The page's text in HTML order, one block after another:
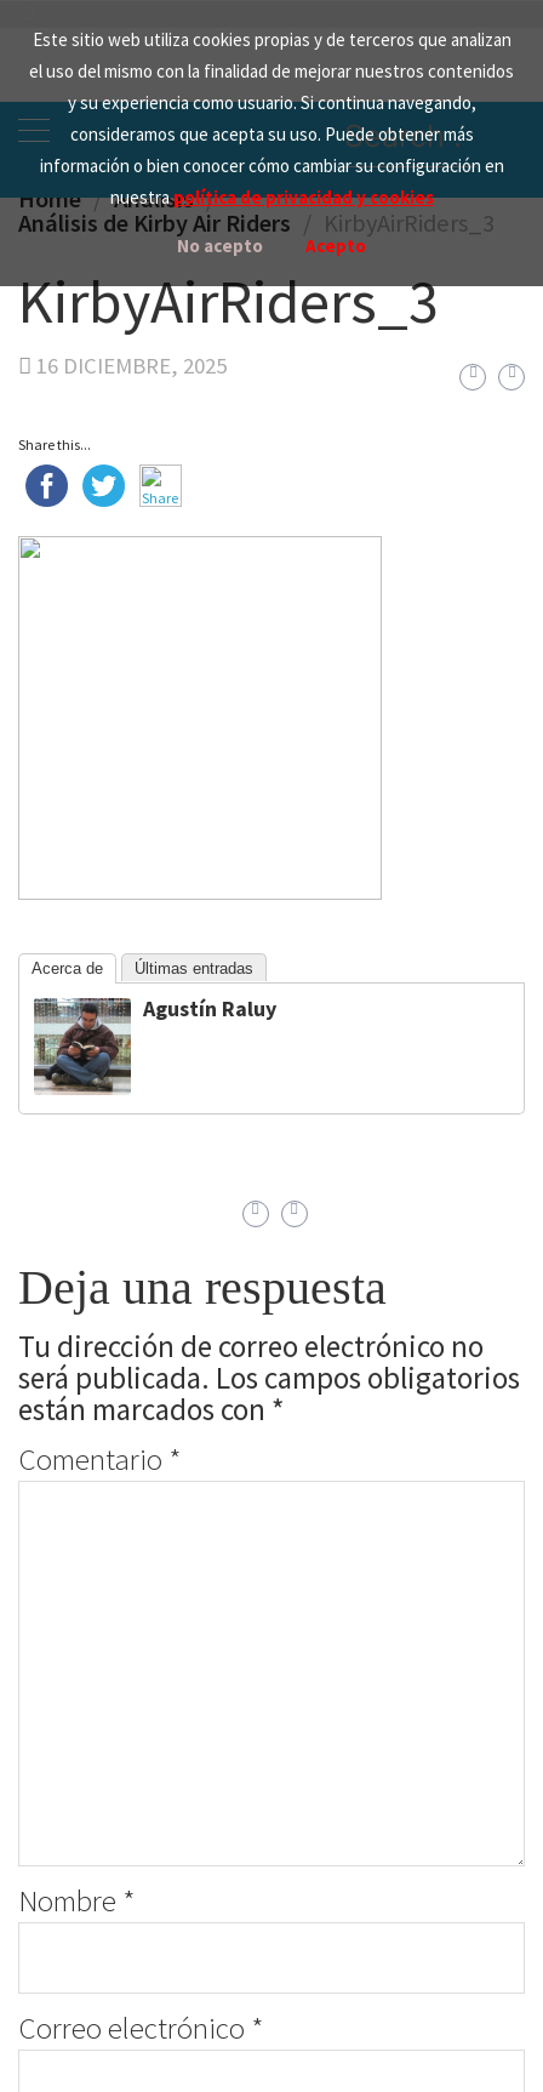
Este sitio web utiliza cookies propias y de terceros que analizan
el uso del mismo con la finalidad de mejorar nuestros contenidos
y su experiencia como usuario. Si continua navegando,
consideramos que acepta su uso. Puede obtener más
información o bien conocer cómo cambiar su configuración en
nuestrapolítica de privacidad y cookies
No acepto Acepto
content
Search
for:
Home Analisis
Análisis de Kirby Air Riders KirbyAirRiders_3
KirbyAirRiders_3
16 DICIEMBRE, 2025
Share this...
Acerca de Últimas entradas
Agustín Raluy
Deja una respuesta
Tu dirección de correo electrónico no
será publicada. Los campos obligatorios
están marcados con *
Comentario *
Nombre *
Correo electrónico *